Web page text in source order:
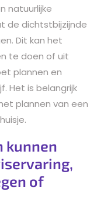
natuurlijke
de dichtstbijzijnde
Dit kan het
te doen of uit
plannen en
Het is belangrijk
plannen van een
kunnen
of